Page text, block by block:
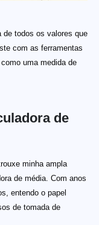
de todos os valores que
com as ferramentas
uma medida de
de
minha ampla
de média. Com anos
entendo o papel
de tomada de